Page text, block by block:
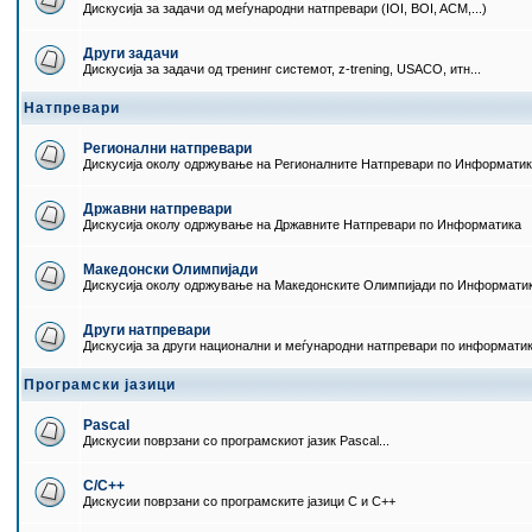
Дискусија за задачи од меѓународни натпревари (IOI, BOI, ACM,...)
Други задачи
Дискусија за задачи од тренинг системот, z-trening, USACO, итн...
Натпревари
Регионални натпревари
Дискусија околу одржување на Регионалните Натпревари по
Државни натпревари
Дискусија околу одржување на Државните Натпревари по Информатика
Македонски Олимпијади
Дискусија околу одржување на Македонските Олимпијади по
Други натпревари
Дискусија за други национални и меѓународни натпревари по
Програмски јазици
Pascal
Дискусии поврзани со програмскиот јазик Pascal...
C/C++
Дискусии поврзани со програмските јазици C и C++